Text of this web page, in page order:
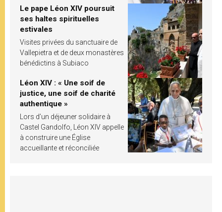
Le pape Léon XIV poursuit
ses haltes spirituelles
estivales
Visites privées du sanctuaire de
Vallepietra et de deux monastères
bénédictins à Subiaco
Léon XIV : « Une soif de
justice, une soif de charité
authentique »
Lors d’un déjeuner solidaire à
Castel Gandolfo, Léon XIV appelle
à construire une Église
accueillante et réconciliée